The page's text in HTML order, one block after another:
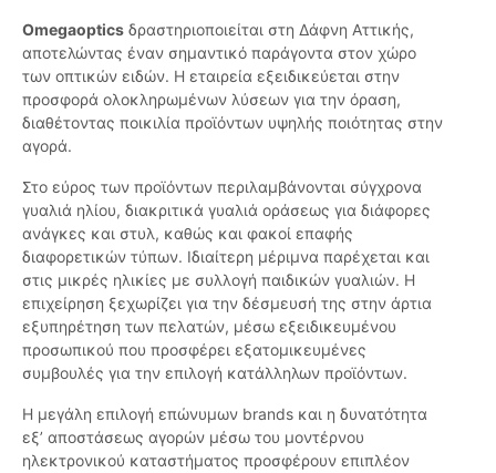
Omegaoptics δραστηριοποιείται στη Δάφνη Αττικής,
αποτελώντας έναν σημαντικό παράγοντα στον χώρο
των οπτικών ειδών. Η εταιρεία εξειδικεύεται στην
προσφορά ολοκληρωμένων λύσεων για την όραση,
διαθέτοντας ποικιλία προϊόντων υψηλής ποιότητας στην
αγορά.
Στο εύρος των προϊόντων περιλαμβάνονται σύγχρονα
γυαλιά ηλίου, διακριτικά γυαλιά οράσεως για διάφορες
ανάγκες και στυλ, καθώς και φακοί επαφής
διαφορετικών τύπων. Ιδιαίτερη μέριμνα παρέχεται και
στις μικρές ηλικίες με συλλογή παιδικών γυαλιών. Η
επιχείρηση ξεχωρίζει για την δέσμευσή της στην άρτια
εξυπηρέτηση των πελατών, μέσω εξειδικευμένου
προσωπικού που προσφέρει εξατομικευμένες
συμβουλές για την επιλογή κατάλληλων προϊόντων.
Η μεγάλη επιλογή επώνυμων brands και η δυνατότητα
εξ’ αποστάσεως αγορών μέσω του μοντέρνου
ηλεκτρονικού καταστήματος προσφέρουν επιπλέον